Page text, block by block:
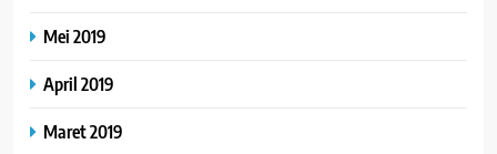
Mei 2019
April 2019
Maret 2019